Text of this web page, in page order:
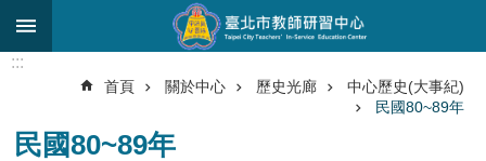
跳到主要內容區塊
尋
:::
首頁 關於中心 歷史光廊
中心歷史(大事紀)
民國80~89年
民國80~89年